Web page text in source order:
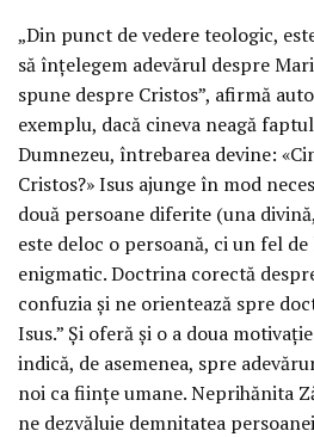
„Din punct de vedere teologic,
să înțelegem adevărul despre
spune despre Cristos”, afirmă
exemplu, dacă cineva neagă
Dumnezeu, întrebarea devine:
Cristos?» Isus ajunge în mod
două persoane diferite (una
este deloc o persoană, ci un fel
enigmatic. Doctrina corectă
confuzia și ne orientează spre
Isus.” Și oferă și o a doua
indică, de asemenea, spre
noi ca ființe umane. Neprihănita
ne dezvăluie demnitatea